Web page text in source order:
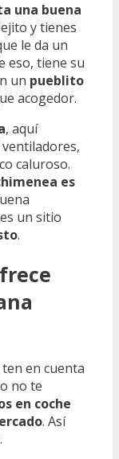
una buena
y tienes
le da un
eso, tiene su
un pueblito
acogedor.
, aquí
caluroso.
es
un sitio
.
en cuenta
no te
en coche
. Así